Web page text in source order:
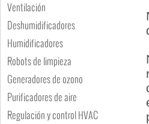
Ventilación
Deshumidificadores
Humidificadores
Robots de limpieza
Generadores de ozono
Purificadores de aire
Regulación y control HVAC